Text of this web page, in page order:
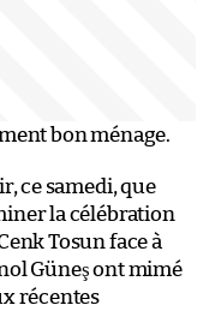
bon ménage.
ce samedi, que
la célébration
Tosun face à
Güneş ont mimé
récentes